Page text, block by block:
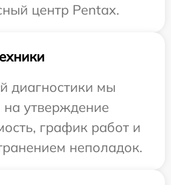
центр Pentax.
диагностики мы
на утверждение
график работ и
неполадок.